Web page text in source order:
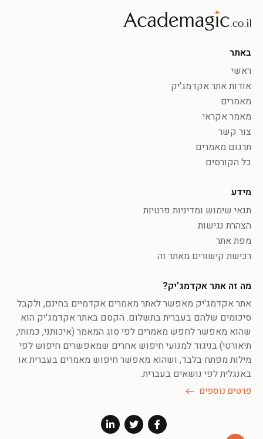
באתר
ראשי
אודות אתר אקדמג'יק
מאמרים
מאמר אקראי
צור קשר
תרגום מאמרים
כל הקורסים
מידע
תנאי שימוש ומדיניות פרטיות
הצהרת נגישות
מפת אתר
רכישת קישורים מאתר זה
מה זה אתר אקדמג'יק?
אתר אקדמג'יק מאפשר לאתר מאמרים אקדמיים בחינם, ולקבל
סיכומים שלהם בעברית בתשלום. הקסם באתר אקדמג'יק הוא
שהוא מאפשר לחפש מאמרים לפי סוג המאמר (איכותני, כמותי,
תיאורטי) בניגוד למנועי חיפוש אחרים שמאפשרים חיפוש לפי
מילות מפתח בלבד, ושהוא מאפשר חיפוש מאמרים בעברית או
באנגלית לפי נושאים בעברית.
פרטים נוספים